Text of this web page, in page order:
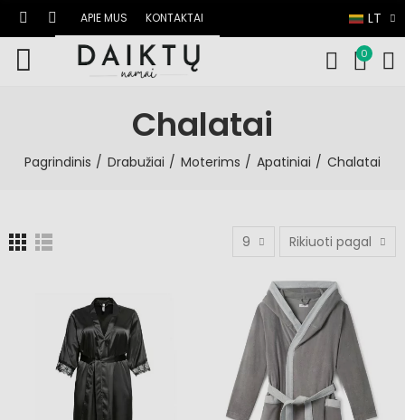
LT
APIE MUS KONTAKTAI
0
Chalatai
Pagrindinis Drabužiai Moterims Apatiniai Chalatai
9 Rikiuoti pagal